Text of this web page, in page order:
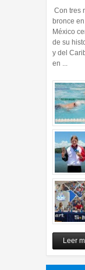
Con tres
bronce
México
de su
y del
en ...
Leer